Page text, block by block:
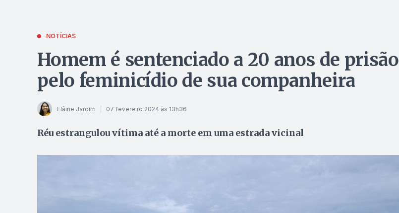
NOTÍCIAS
Homem é sentenciado a 20 anos de prisão
pelo feminicídio de sua companheira
Elâine Jardim 07 fevereiro 2024 às 13h36
Réu estrangulou vítima até a morte em uma estrada vicinal